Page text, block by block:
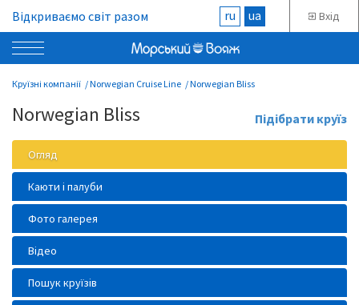
Відкриваємо світ разом ru ua Вхід
Круїзні компанії Norwegian Cruise Line Norwegian Bliss
Norwegian Bliss Підібрати круїз
Огляд
Каюти і палуби
Фото галерея
Відео
Пошук круїзів